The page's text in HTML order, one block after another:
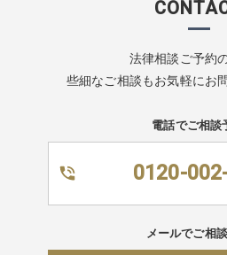
法律相談ご予約
些細なご相談もお気軽にお
電話でご相談
0120-
メールでご相